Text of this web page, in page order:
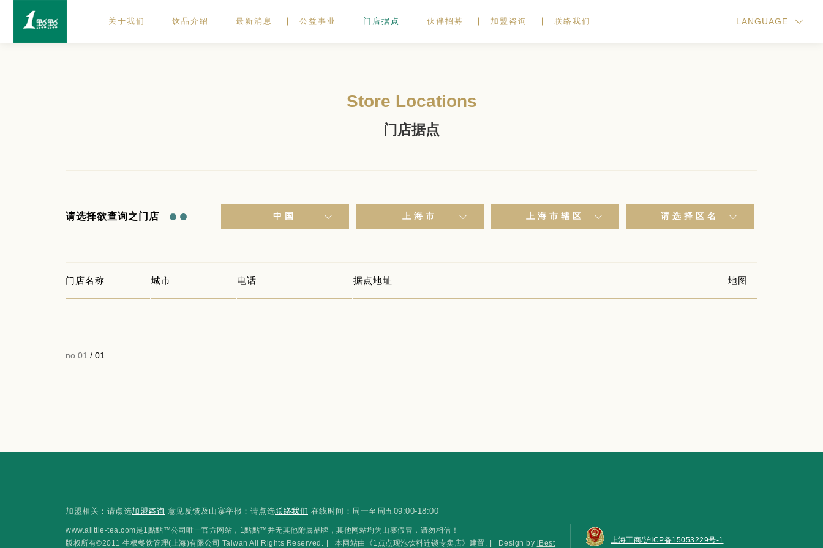
关于我们 饮品介绍 最新消息 公益事业 门店据点 伙伴招募 加盟咨询 联络我们 LANGUAGE
Store Locations
门店据点
请选择欲查询之门店 中国 上海市 上海市辖区 请选择区名
门店名称 城市 电话 据点地址 地图
no.01 / 01
加盟相关：请点选加盟咨询 意见反馈及山寨举报：请点选联络我们 在线时间：周一至周五09:00-18:00
www.alittle-tea.com是1點點™公司唯一官方网站，1點點™并无其他附属品牌，其他网站均为山寨假冒，请勿相信！
版权所有©2011 生根餐饮管理(上海)有限公司 Taiwan All Rights Reserved.
本网站由《1点点现泡饮料连锁专卖店》建置. Design by iBest 上海工商/沪ICP备15053229号-1